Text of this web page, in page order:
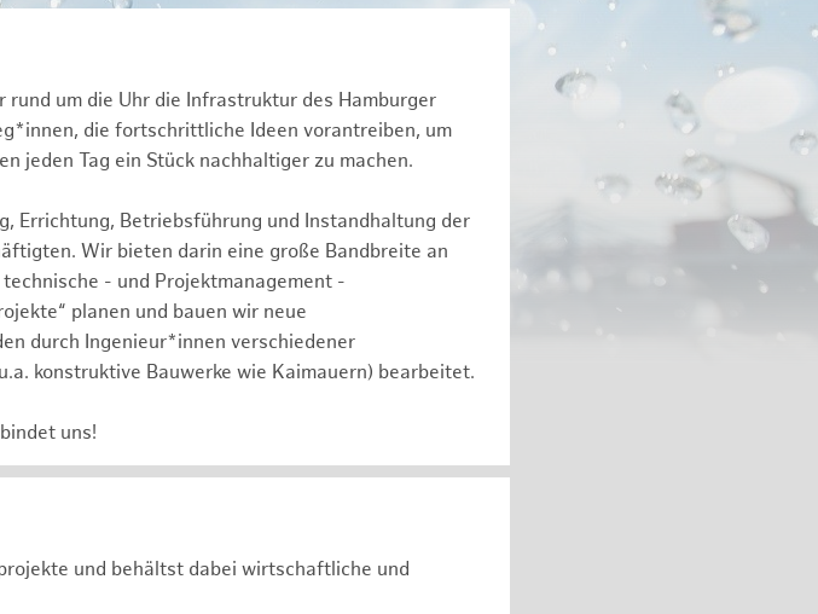
um die Uhr die Infrastruktur des Hamburger
die fortschrittliche Ideen vorantreiben, um
jeden Tag ein Stück nachhaltiger zu machen.
Errichtung, Betriebsführung und Instandhaltung der
Wir bieten darin eine große Bandbreite an
- und Projektmanagement -
planen und bauen wir neue
durch Ingenieur*innen verschiedener
konstruktive Bauwerke wie Kaimauern) bearbeitet.
uns!
und behältst dabei wirtschaftliche und